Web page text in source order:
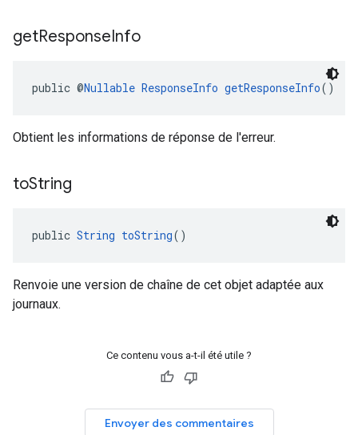
getResponseInfo
public @Nullable ResponseInfo getResponseInfo()
Obtient les informations de réponse de l'erreur.
toString
public String toString()
Renvoie une version de chaîne de cet objet adaptée aux
journaux.
Ce contenu vous a-t-il été utile ?
Envoyer des commentaires